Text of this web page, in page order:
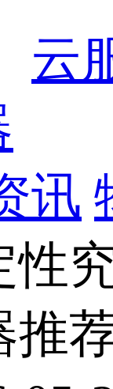
云
讯
性
推